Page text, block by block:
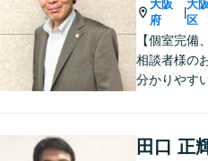
大阪
府
|
大
区
【個室完備
相談者様の
分かりやす
ております
ただいた方
着いてお話
田口 正